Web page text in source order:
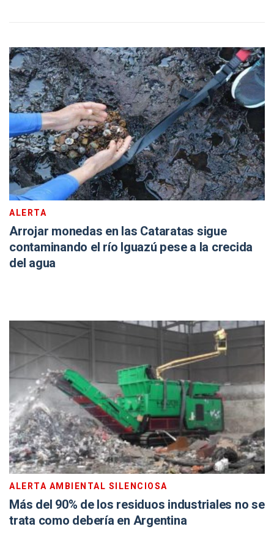
ALERTA
Arrojar monedas en las Cataratas sigue
contaminando el río Iguazú pese a la crecida
del agua
ALERTA AMBIENTAL SILENCIOSA
Más del 90% de los residuos industriales no se
trata como debería en Argentina